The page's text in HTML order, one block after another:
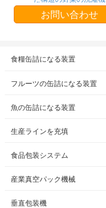
お問い合わせ
食糧缶詰になる装置
フルーツの缶詰になる装置
魚の缶詰になる装置
生産ラインを充填
食品包装システム
産業真空パック機械
垂直包装機